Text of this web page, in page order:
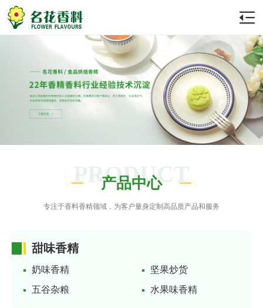
PRODUCT
产品中心
专注于香料香精领域，为客户量身定制高品质产品和服务
甜味香精
奶味香精
坚果炒货
五谷杂粮
水果味香精